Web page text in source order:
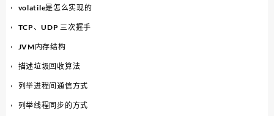
volatile是怎么实现的
TCP、UDP 三次握手
JVM内存结构
描述垃圾回收算法
列举进程间通信方式
列举线程同步的方式